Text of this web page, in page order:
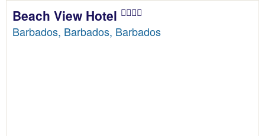
Beach View Hotel
Barbados, Barbados, Barbados